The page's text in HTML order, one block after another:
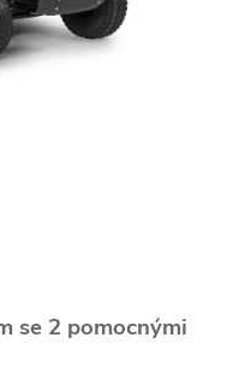
se 2 pomocnými